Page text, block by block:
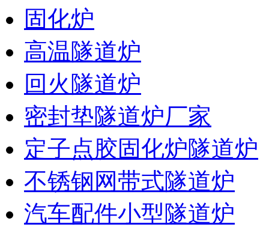
固化炉
高温隧道炉
回火隧道炉
密封垫隧道炉厂家
定子点胶固化炉隧道炉
不锈钢网带式隧道炉
汽车配件小型隧道炉